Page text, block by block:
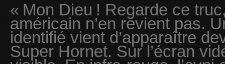
« Mon Dieu ! Regarde ce
américain n’en revient pas.
identifié vient d’apparaître
Super Hornet. Sur l’écran